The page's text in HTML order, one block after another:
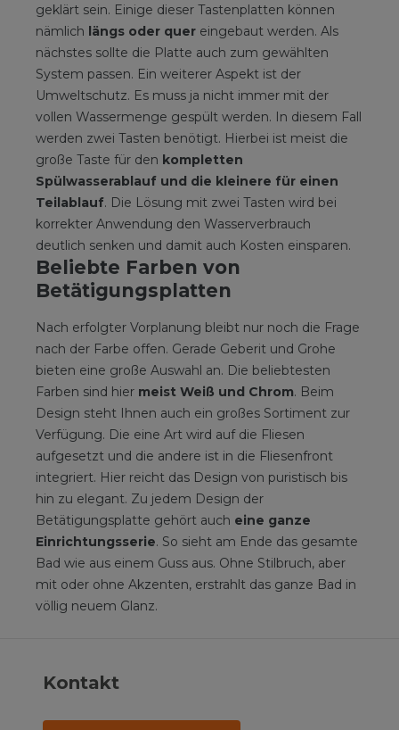
geklärt sein. Einige dieser Tastenplatten können
nämlich längs oder quer eingebaut werden. Als
nächstes sollte die Platte auch zum gewählten
System passen. Ein weiterer Aspekt ist der
Umweltschutz. Es muss ja nicht immer mit der
vollen Wassermenge gespült werden. In diesem Fall
werden zwei Tasten benötigt. Hierbei ist meist die
große Taste für den kompletten
Spülwasserablauf und die kleinere für einen
Teilablauf. Die Lösung mit zwei Tasten wird bei
korrekter Anwendung den Wasserverbrauch
deutlich senken und damit auch Kosten einsparen.
Beliebte Farben von
Betätigungsplatten
Nach erfolgter Vorplanung bleibt nur noch die Frage
nach der Farbe offen. Gerade Geberit und Grohe
bieten eine große Auswahl an. Die beliebtesten
Farben sind hier meist Weiß und Chrom. Beim
Design steht Ihnen auch ein großes Sortiment zur
Verfügung. Die eine Art wird auf die Fliesen
aufgesetzt und die andere ist in die Fliesenfront
integriert. Hier reicht das Design von puristisch bis
hin zu elegant. Zu jedem Design der
Betätigungsplatte gehört auch eine ganze
Einrichtungsserie. So sieht am Ende das gesamte
Bad wie aus einem Guss aus. Ohne Stilbruch, aber
mit oder ohne Akzenten, erstrahlt das ganze Bad in
völlig neuem Glanz.
Kontakt